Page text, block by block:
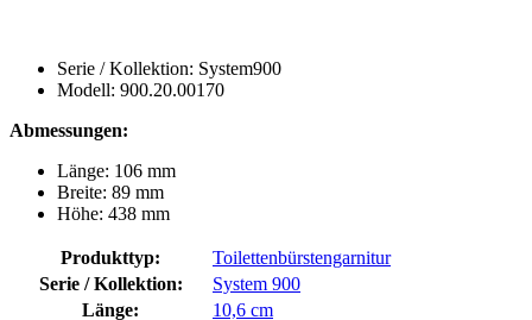
Serie / Kollektion: System900
Modell: 900.20.00170
Abmessungen:
Länge: 106 mm
Breite: 89 mm
Höhe: 438 mm
Produkttyp:
Toilettenbürstengarnitur
Serie / Kollektion:
System 900
Länge:
10,6 cm